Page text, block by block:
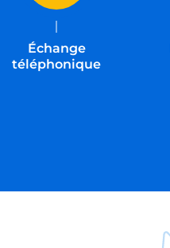
Échange
téléphonique